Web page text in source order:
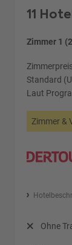
11
Zimmer 1
Standard
Laut
Zimmer &
Ohne